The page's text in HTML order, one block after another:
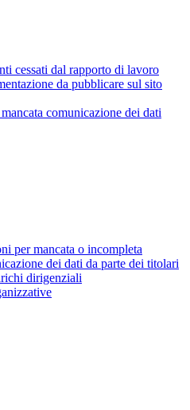
cessati dal rapporto di lavoro
da pubblicare sul sito
comunicazione dei dati
per mancata o incompleta
dei dati da parte dei titolari
dirigenziali